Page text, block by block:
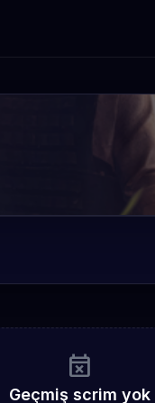
event_busy
Geçmiş scrim yok